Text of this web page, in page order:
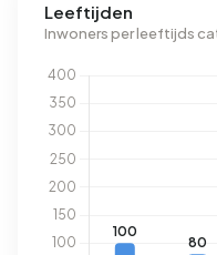
Leeftijden
Inwoners per leeftijds